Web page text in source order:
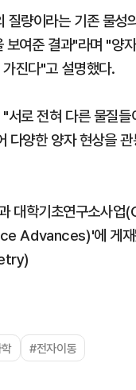
량이라는 기존 물
여준 결과"라며 "양
진다"고 설명했다.
로 전혀 다른 물질
다양한 양자 현상을
대학기초연구소사
Advances)'에
#전자이동